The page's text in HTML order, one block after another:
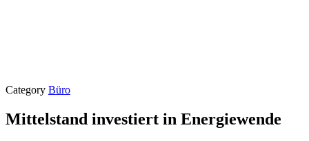
Category Büro
Mittelstand investiert in Energiewende